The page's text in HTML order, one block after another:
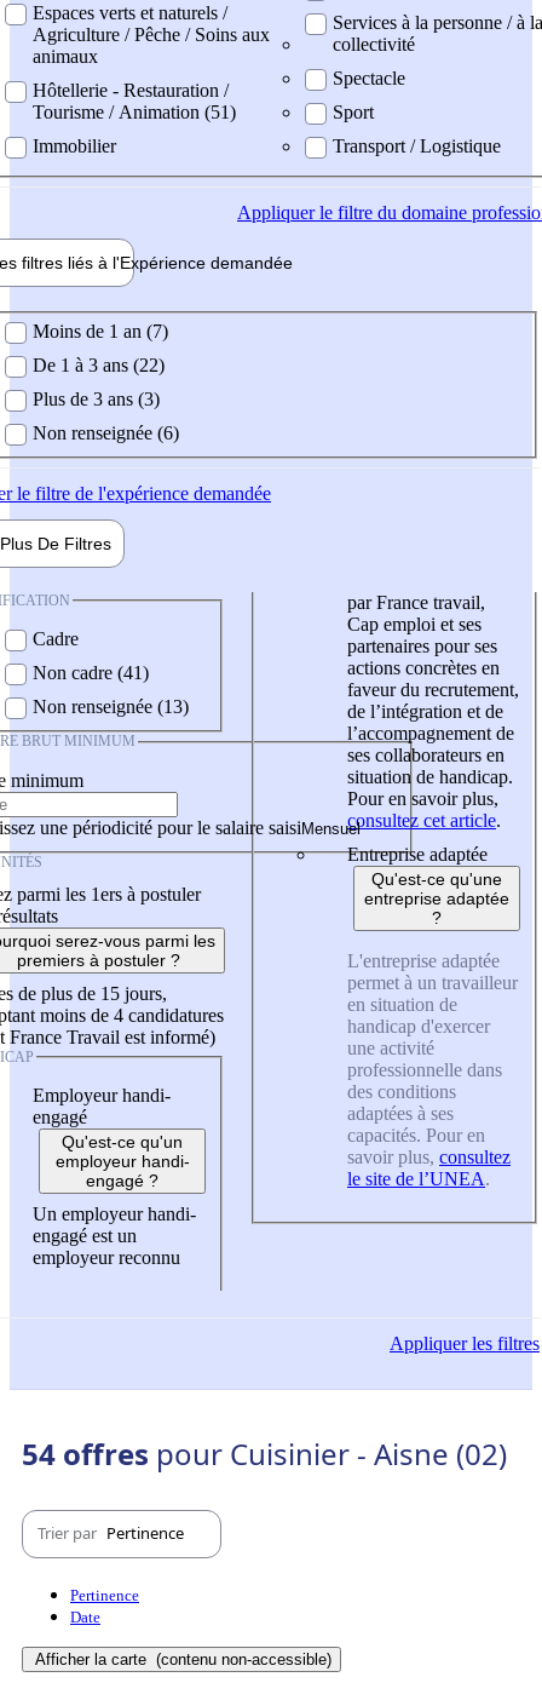
Espaces verts et naturels /
Agriculture / Pêche / Soins aux
animaux
Hôtellerie - Restauration /
Tourisme / Animation (51)
Immobilier
Services à la personne / à la
collectivité
Spectacle
Sport
Transport / Logistique
Appliquerle filtre du domaine
filtres liés à l'Expérience demandée
demandée
Moins de 1 an (7)
De 1 à 3 ans (22)
Plus de 3 ans (3)
Non renseignée (6)
le filtre de l'expérience demandée
Plus De Filtres
Cadre
Non cadre (41)
Non renseignée (13)
BRUT MINIMUM
minimum
une périodicité pour le salaire saisi
parmi les 1ers à postuler
serez-vous parmi les
premiers à postuler ?
de plus de 15 jours,
moins de 4 candidatures
France Travail est informé)
Employeur handi-
engagé
Qu'est-ce qu'un
employeur handi-
engagé ?
Un employeur handi-
engagé est un
employeur reconnu
par France travail,
Cap emploi et ses
partenaires pour ses
actions concrètes en
faveur du recrutement,
de l’intégration et de
l’accompagnement de
ses collaborateurs en
situation de handicap.
Pour en savoir plus,
consultez cet article.
Entreprise adaptée
Qu'est-ce qu'une
entreprise adaptée
?
L'entreprise adaptée
permet à un travailleur
en situation de
handicap d'exercer
une activité
professionnelle dans
des conditions
adaptées à ses
capacités. Pour en
savoir plus, consultez
le site de l’UNEA.
Appliquerles filtres
54 offres pour Cuisinier - Aisne (02)
Trier par Pertinence
Pertinence
Date
Afficher la carte (contenu non-accessible)